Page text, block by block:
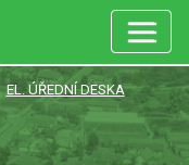
EL. ÚŘEDNÍ DESKA